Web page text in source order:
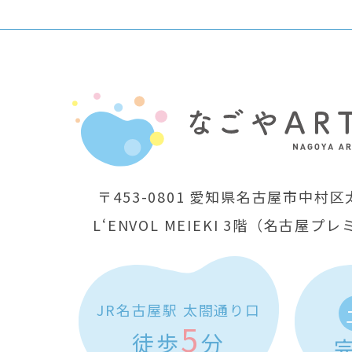
〒453-0801 愛知県名古屋市中村
L‘ENVOL MEIEKI 3階 （名古屋プ
JR名古屋駅 太閤通り口
徒歩5分